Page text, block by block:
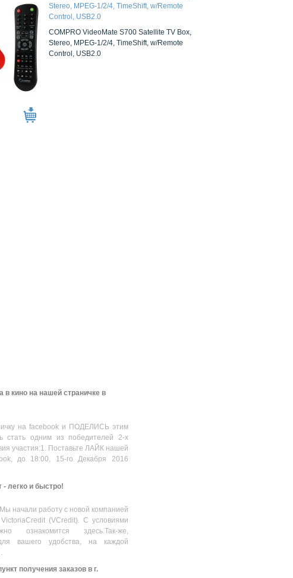
Stereo, MPEG-1/2/4, TimeShift, w/Remote
Control, USB2.0
COMPRO VideoMate S700 Satellite TV Box,
Stereo, MPEG-1/2/4, TimeShift, w/Remote
Control, USB2.0
в кино на нашей страничке в
на facebook и ПОДЕЛИСЬ этим
стать одним из победителей 2-х
участия:1. Поставьте ЛАЙК нашей
до 18:00, 15-го Декабря 2016
- легко и быстро!
начали работу с новой компанией
VictoriaCredit (VCredit). С условиями
ознакомится здесь.Так-же,
вашего удобства, на каждой
получения заказов в г.